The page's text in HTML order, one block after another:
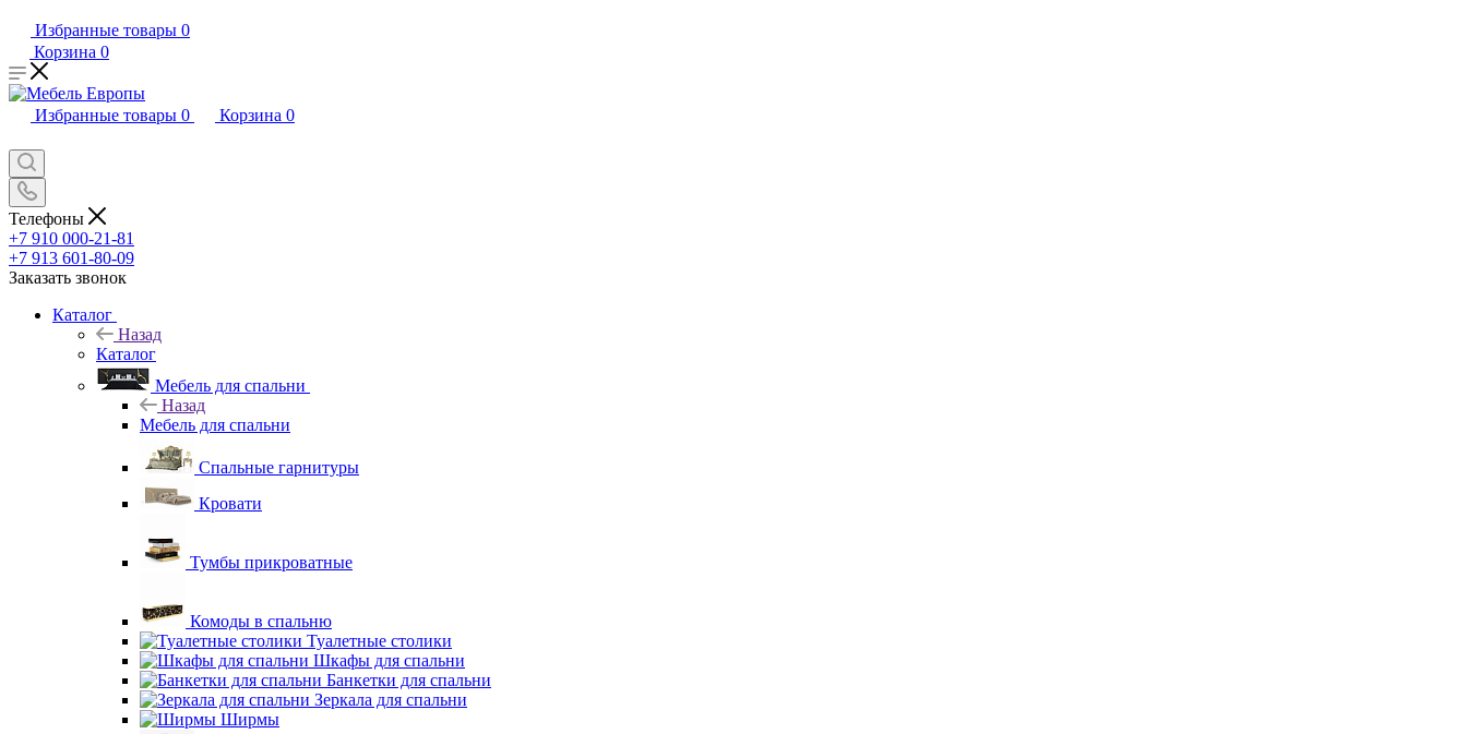
Избранные товары 0
Корзина 0
Избранные товары 0 Корзина 0
Телефоны
+7 910 000-21-81
+7 913 601-80-09
Заказать звонок
Каталог
Назад
Каталог
Мебель для спальни
Назад
Мебель для спальни
Спальные гарнитуры
Кровати
Тумбы прикроватные
Комоды в спальню
Туалетные столики
Шкафы для спальни
Банкетки для спальни
Зеркала для спальни
Ширмы